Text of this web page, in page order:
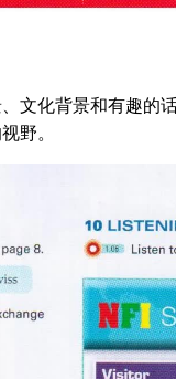
文化背景和有趣
野。